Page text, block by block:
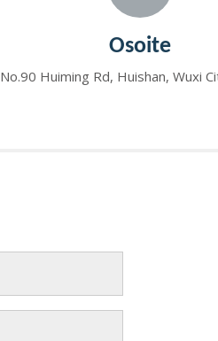
Osoite
No.90 Huiming Rd, Huishan, Wuxi